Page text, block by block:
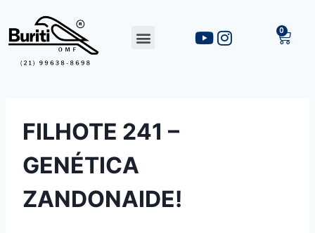
FILHOTE 241 –
GENÉTICA
ZANDONAIDE!